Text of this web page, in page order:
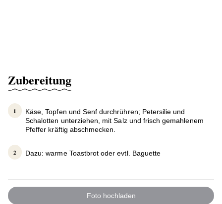
Zubereitung
Käse, Topfen und Senf durchrühren; Petersilie und
Schalotten unterziehen, mit Salz und frisch gemahlenem
Pfeffer kräftig abschmecken.
Dazu: warme Toastbrot oder evtl. Baguette
Foto hochladen